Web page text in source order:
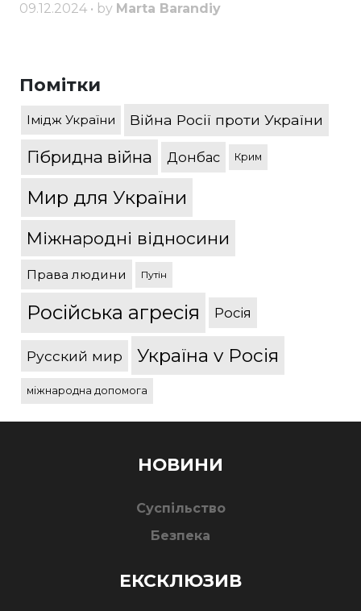
09.12.2024 • by Marta Barandiy
Помітки
Імідж України Війна Росії проти України
Гібридна війна Донбас Крим
Мир для України
Міжнародні відносини
Права людини Путін
Російська агресія Росія
Русский мир Україна v Росія
міжнародна допомога
НОВИНИ
Суспільство
Безпека
ЕКСКЛЮЗИВ